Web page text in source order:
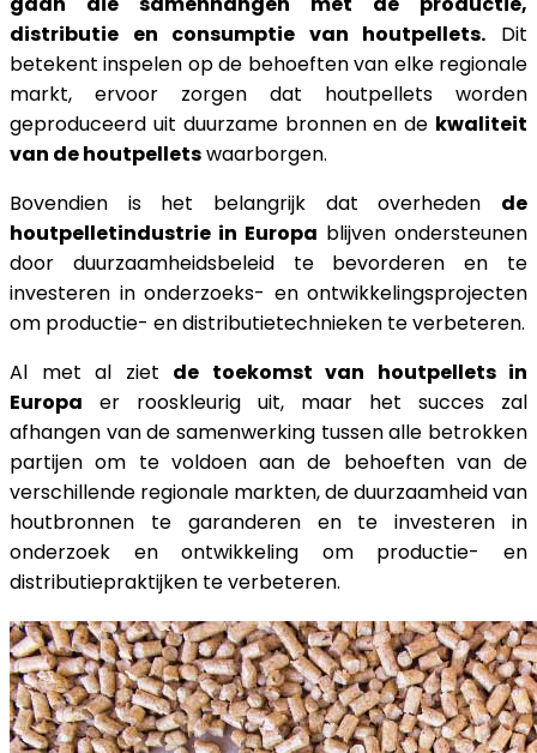
distributie en consumptie van houtpellets. Dit
betekent inspelen op de behoeften van elke regionale
markt, ervoor zorgen dat houtpellets worden
geproduceerd uit duurzame bronnen en de kwaliteit
van de houtpelletswaarborgen.
Bovendien is het belangrijk dat overheden de
houtpelletindustrie in Europa blijven ondersteunen
door duurzaamheidsbeleid te bevorderen en te
investeren in onderzoeks- en ontwikkelingsprojecten
om productie- en distributietechnieken te verbeteren.
Al met al ziet de toekomst van houtpellets in
Europa er rooskleurig uit, maar het succes zal
afhangen van de samenwerking tussen alle betrokken
partijen om te voldoen aan de behoeften van de
verschillende regionale markten, de duurzaamheid van
houtbronnen te garanderen en te investeren in
onderzoek en ontwikkeling om productie- en
distributiepraktijken te verbeteren.